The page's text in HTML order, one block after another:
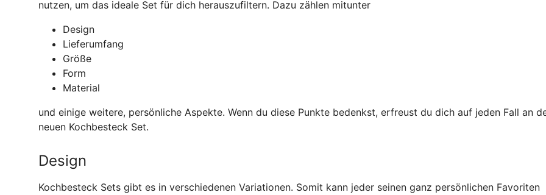
nutzen, um das ideale Set für dich herauszufiltern. Dazu zählen mitunter
Design
Lieferumfang
Größe
Form
Material
und einige weitere, persönliche Aspekte. Wenn du diese Punkte bedenkst, erfreust du dich auf jeden Fall an
neuen Kochbesteck Set.
Design
Kochbesteck Sets gibt es in verschiedenen Variationen. Somit kann jeder seinen ganz persönlichen Favoriten